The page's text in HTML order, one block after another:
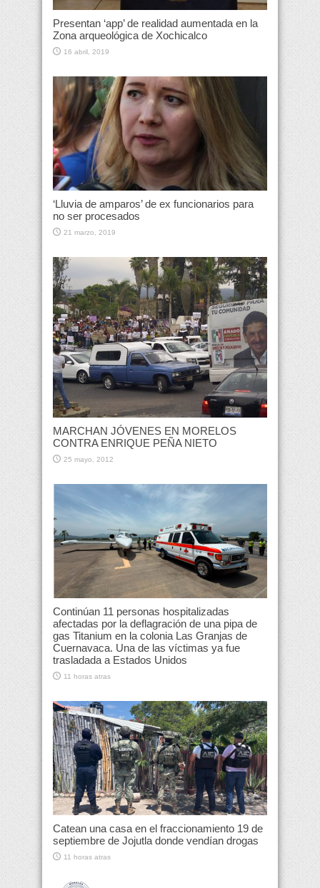
Presentan ‘app’ de realidad aumentada en la
Zona arqueológica de Xochicalco
16 abril, 2019
‘Lluvia de amparos’ de ex funcionarios para
no ser procesados
21 marzo, 2019
MARCHAN JÓVENES EN MORELOS
CONTRA ENRIQUE PEÑA NIETO
25 mayo, 2012
Continúan 11 personas hospitalizadas
afectadas por la deflagración de una pipa de
gas Titanium en la colonia Las Granjas de
Cuernavaca. Una de las víctimas ya fue
trasladada a Estados Unidos
11 horas atras
Catean una casa en el fraccionamiento 19 de
septiembre de Jojutla donde vendían drogas
11 horas atras